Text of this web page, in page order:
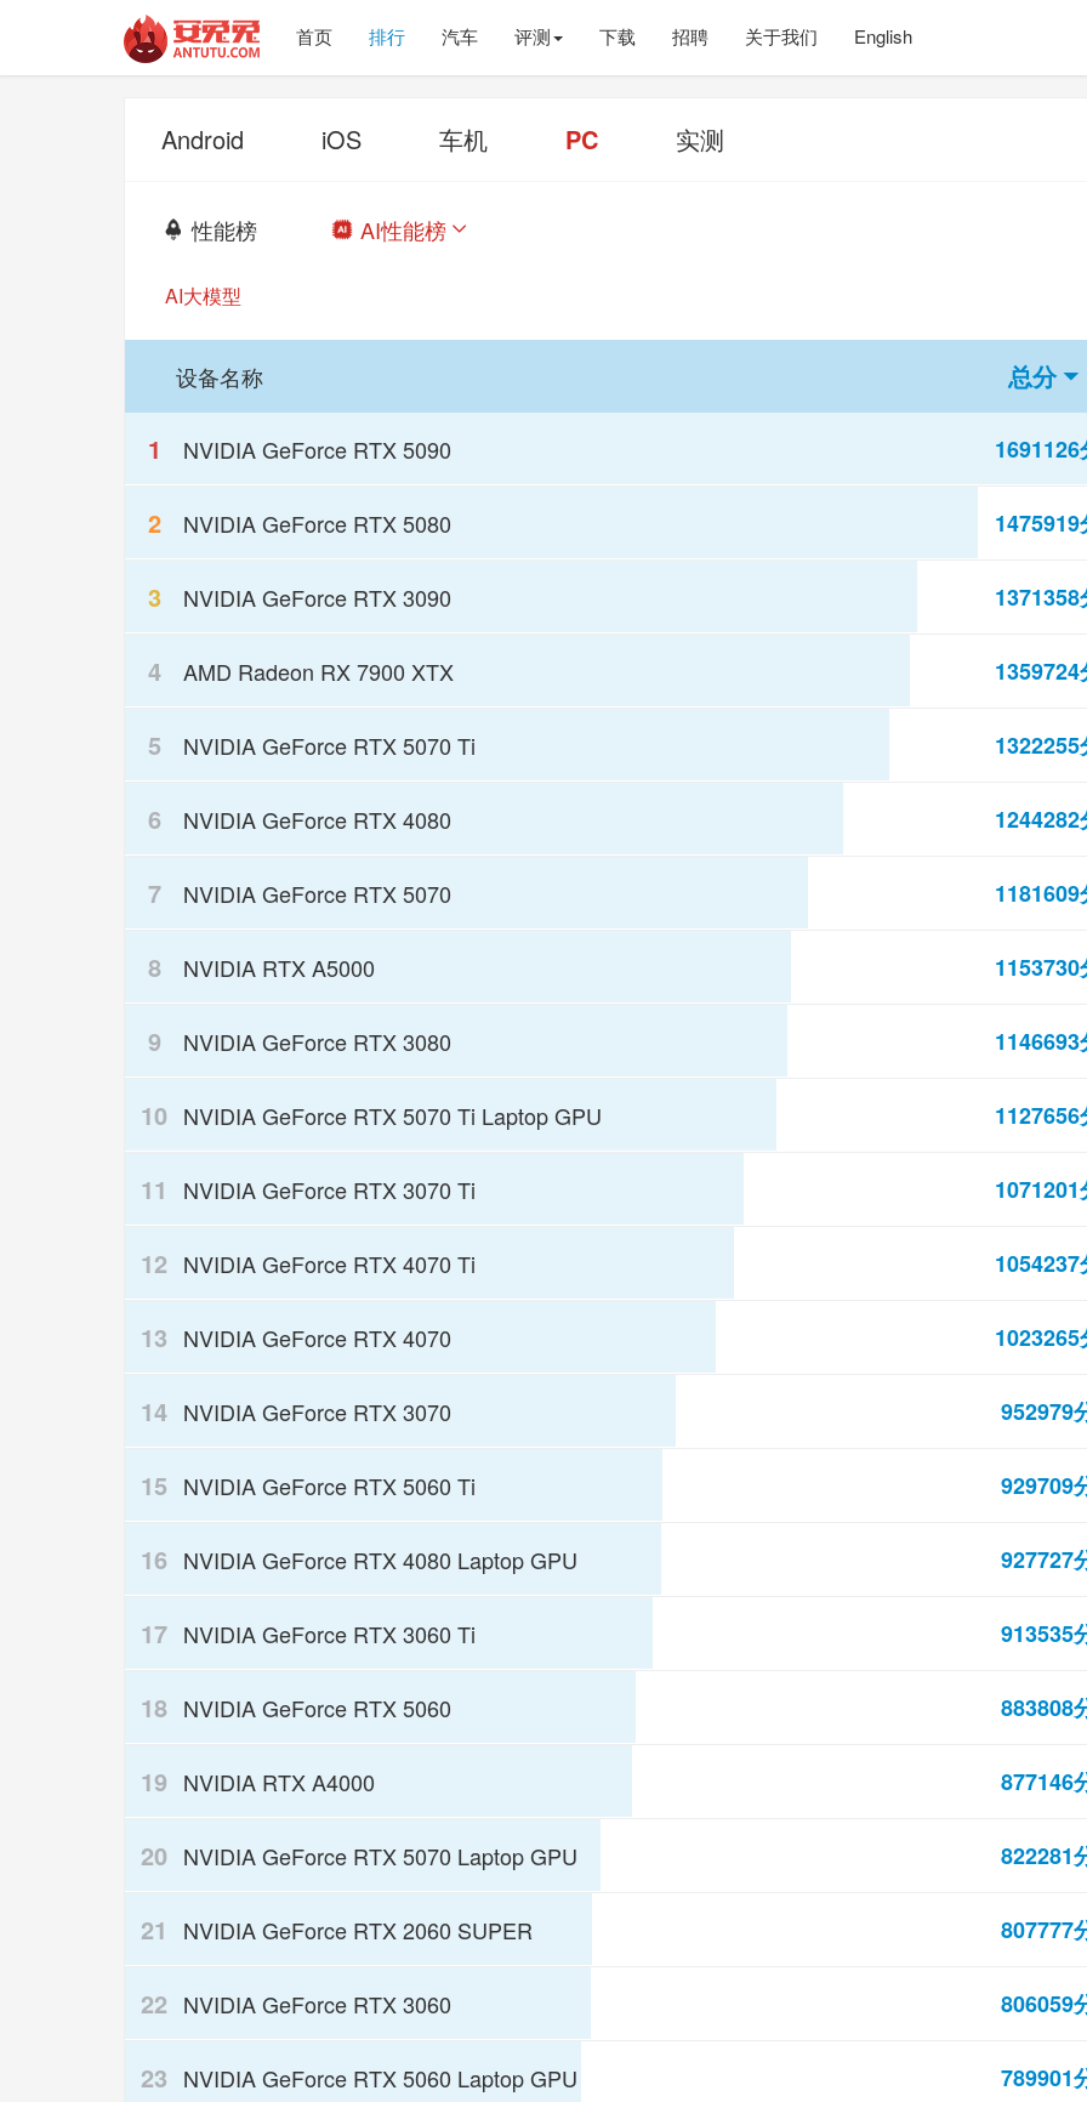
首页 排行 汽车 评测 下载 招聘 关于我们 English
Android iOS 车机 PC 实测
性能榜 AI性能榜 
AI大模型
设备名称 总分
1 NVIDIA GeForce RTX 5090 1691126
2 NVIDIA GeForce RTX 5080 1475919
3 NVIDIA GeForce RTX 3090 1371358
4 AMD Radeon RX 7900 XTX 1359724
5 NVIDIA GeForce RTX 5070 Ti 1322255
6 NVIDIA GeForce RTX 4080 1244282
7 NVIDIA GeForce RTX 5070 1181609
8 NVIDIA RTX A5000 1153730
9 NVIDIA GeForce RTX 3080 1146693
10 NVIDIA GeForce RTX 5070 Ti Laptop GPU 1127656
11 NVIDIA GeForce RTX 3070 Ti 1071201
12 NVIDIA GeForce RTX 4070 Ti 1054237
13 NVIDIA GeForce RTX 4070 1023265
14 NVIDIA GeForce RTX 3070 952979
15 NVIDIA GeForce RTX 5060 Ti 929709
16 NVIDIA GeForce RTX 4080 Laptop GPU 927727
17 NVIDIA GeForce RTX 3060 Ti 913535
18 NVIDIA GeForce RTX 5060 883808
19 NVIDIA RTX A4000 877146
20 NVIDIA GeForce RTX 5070 Laptop GPU 822281
21 NVIDIA GeForce RTX 2060 SUPER 807777
22 NVIDIA GeForce RTX 3060 806059
23 NVIDIA GeForce RTX 5060 Laptop GPU 789901